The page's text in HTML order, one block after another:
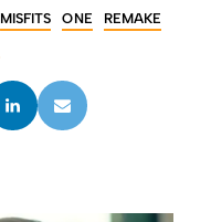
MISFITS ONE
REMAKE